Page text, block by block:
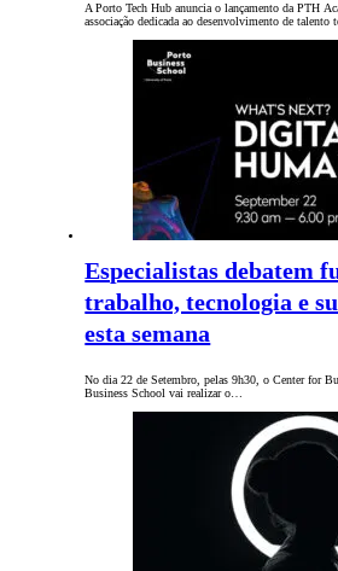
A Porto Tech Hub anuncia o lançamento da PTH
associação dedicada ao desenvolvimento de
Especialistas debatem
trabalho, tecnologia e
esta semana
No dia 22 de Setembro, pelas 9h30, o Center for
Business School vai realizar o…